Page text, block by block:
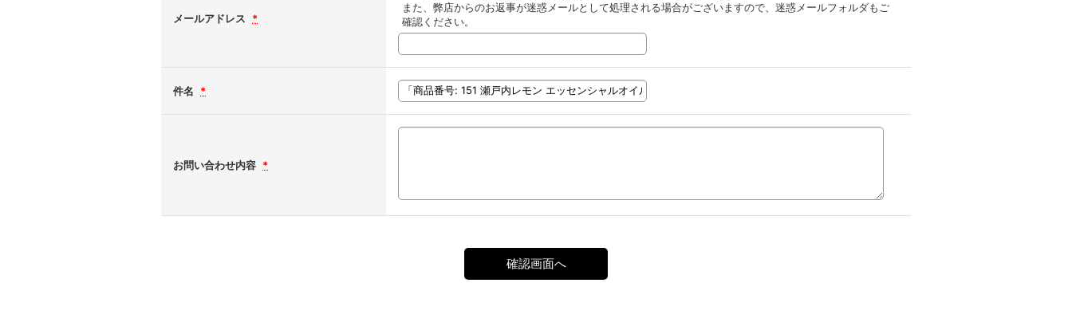
メールアドレス *
また、弊店からのお返事が迷惑メールとして処理される場合がございますので、迷惑メールフォルダもご
確認ください。
件名 *
お問い合わせ内容 *